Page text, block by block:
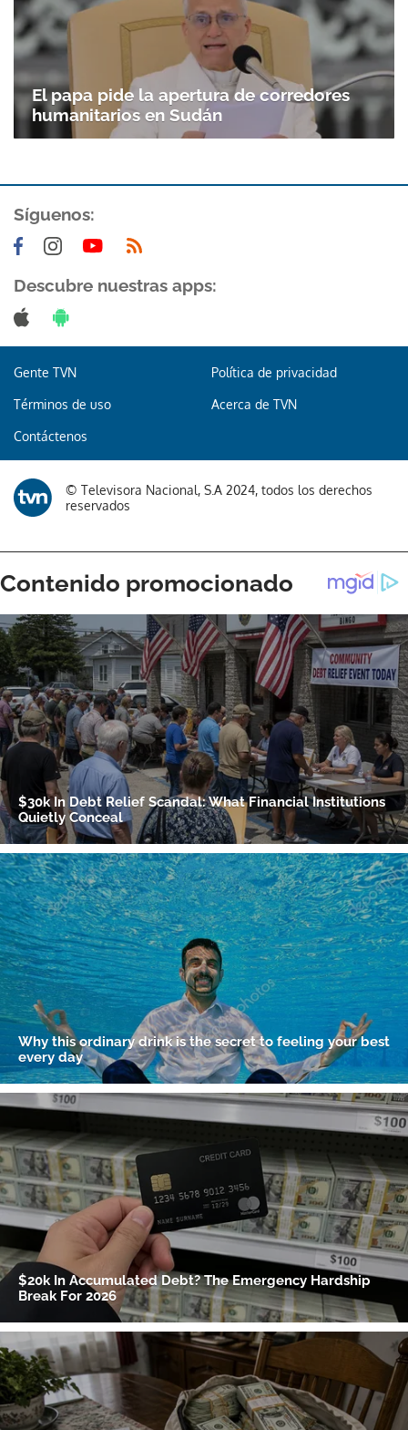
Gracias por suscribirte a nuestro boletín.
El papa pide la apertura de corredores
humanitarios en Sudán
Síguenos:
Descubre nuestras apps:
Gente TVN Política de privacidad
Términos de uso Acerca de TVN
Contáctenos
© Televisora Nacional, S.A 2024, todos los derechos
reservados